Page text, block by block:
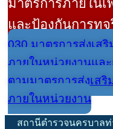
มาตรการภายในเ
และป้องกันการทุจ
030 มาตรการส่งเส
ภายในหน่วยงานแล
ตามมาตรการส่งเส
ภายในหน่วยงาน
สถานีตำรวจนครบาล